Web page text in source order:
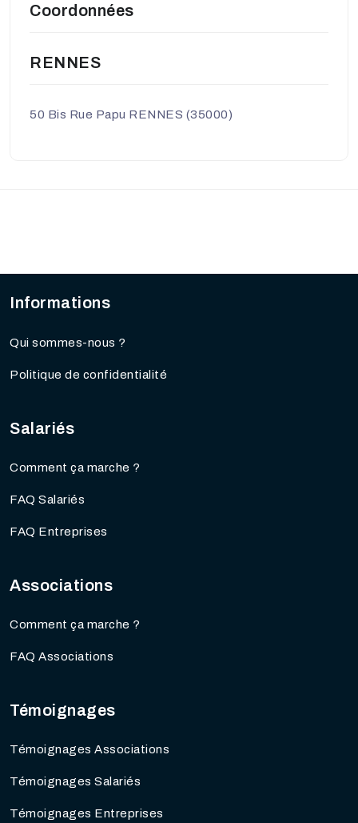
Coordonnées
RENNES
50 Bis Rue Papu RENNES (35000)
Informations
Qui sommes-nous ?
Politique de confidentialité
Salariés
Comment ça marche ?
FAQ Salariés
FAQ Entreprises
Associations
Comment ça marche ?
FAQ Associations
Témoignages
Témoignages Associations
Témoignages Salariés
Témoignages Entreprises